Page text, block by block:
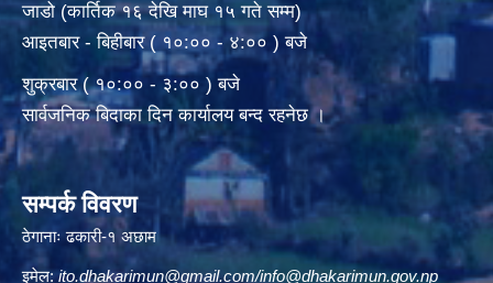
जाडो (कार्तिक १६ देखि माघ १५ गते सम्म)
आइतबार - बिहीबार ( १०:०० - ४:०० ) बजे
शुक्रबार ( १०:०० - ३:०० ) बजे
सार्वजनिक बिदाका दिन कार्यालय बन्द रहनेछ ।
सम्पर्क विवरण
ठेगानाः ढकारी-१ अछाम
इमेल:ito.dhakarimun@gmail.com/info@dhakarimun.gov.np